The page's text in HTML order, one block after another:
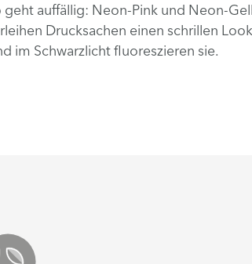
geht auffällig: Neon-Pink und Neon-
Drucksachen einen schrillen
im Schwarzlicht fluoreszieren sie.